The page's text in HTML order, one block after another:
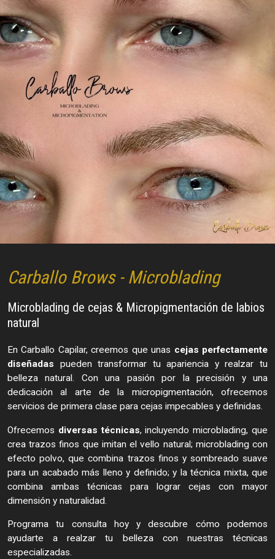
Carballo Brows - Microblading
Microblading de cejas & Micropigmentación de labios
natural
En Carballo Capilar, creemos que unas cejas perfectamente
diseñadas pueden transformar tu apariencia y realzar tu
belleza natural. Con una pasión por la precisión y una
dedicación al arte de la micropigmentación, ofrecemos
servicios de primera clase para cejas impecables y definidas.
Ofrecemos diversas técnicas, incluyendo microblading, que
crea trazos finos que imitan el vello natural; microblading con
efecto polvo, que combina trazos finos y sombreado suave
para un acabado más lleno y definido; y la técnica mixta, que
combina ambas técnicas para lograr cejas con mayor
dimensión y naturalidad.
Programa tu consulta hoy y descubre cómo podemos
ayudarte a realzar tu belleza con nuestras técnicas
especializadas.